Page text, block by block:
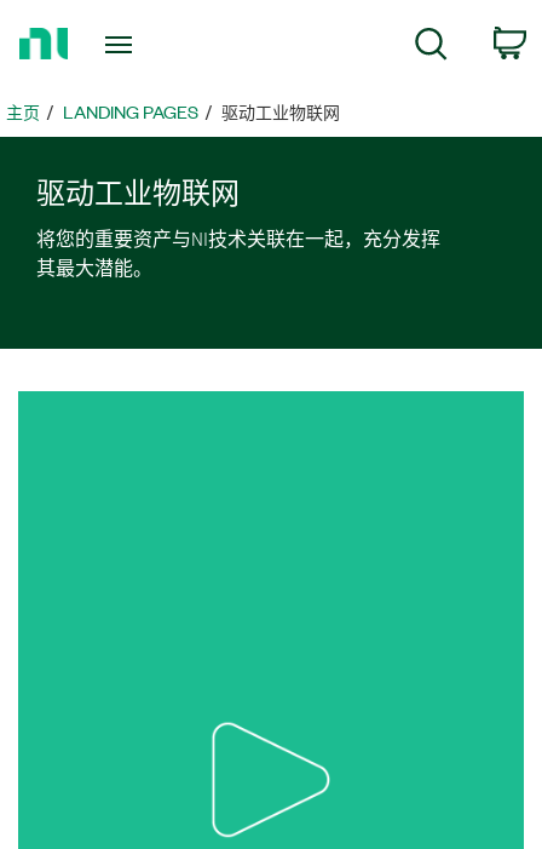
页主页 LANDING PAGES 驱动工业物联网
驱动工业物联网
将您的重要资产与NI技术关联在一起，充分发挥
其最大潜能。